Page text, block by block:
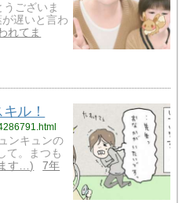
ございま
遅いと言わ
れてま
ル！
ンキュンの
て。まつも
す…
7年